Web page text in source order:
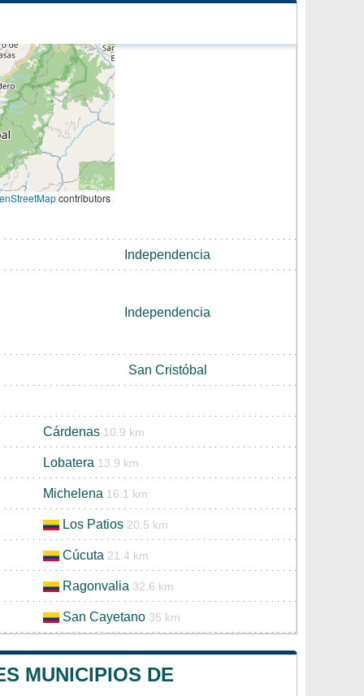
contributors
Independencia
Independencia
San Cristóbal
Cárdenas 10.9 km
Lobatera 13.9 km
Michelena 16.1 km
Los Patios 20.5 km
Cúcuta 21.4 km
Ragonvalia 32.6 km
San Cayetano 35 km
MUNICIPIOS DE